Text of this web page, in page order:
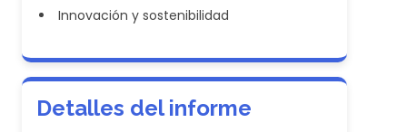
Innovación y sostenibilidad
Detalles del informe